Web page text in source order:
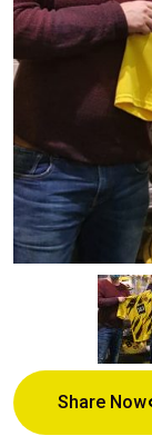
Share Now